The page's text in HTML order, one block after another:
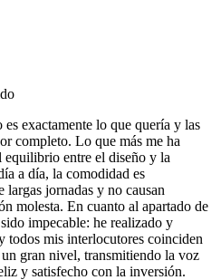
exactamente lo que quería y las
completo. Lo que más me ha
equilibrio entre el diseño y la
a día, la comodidad es
largas jornadas y no causan
molesta. En cuanto al apartado de
impecable: he realizado y
todos mis interlocutores coinciden
gran nivel, transmitiendo la voz
y satisfecho con la inversión.